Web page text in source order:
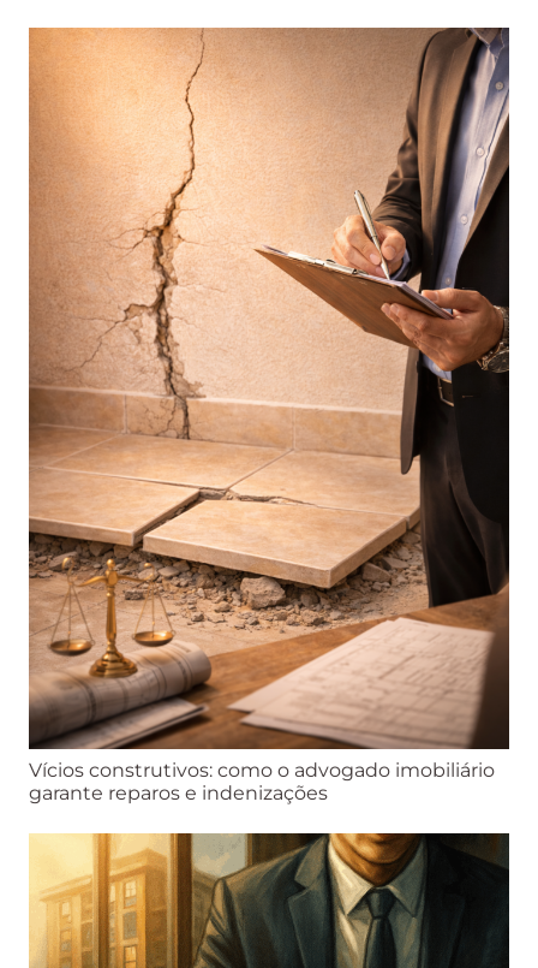
Vícios construtivos: como o advogado imobiliário
garante reparos e indenizações